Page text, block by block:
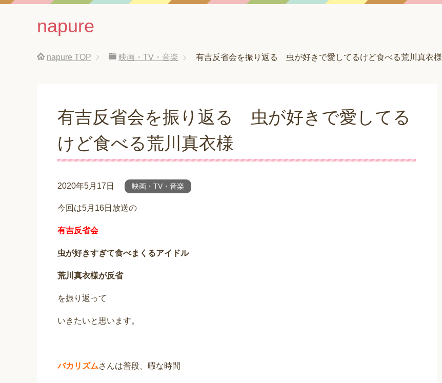
napure
napure TOP 映画・TV・音楽 有吉反省会を振り返る 虫が好きで愛してるけど食べる荒川真衣様
有吉反省会を振り返る 虫が好きで愛してる
けど食べる荒川真衣様
2020年5月17日 映画・TV・音楽
今回は5月16日放送の
有吉反省会
虫が好きすぎて食べまくるアイドル
荒川真衣様が反省
を振り返って
いきたいと思います。
バカリズムさんは普段、暇な時間